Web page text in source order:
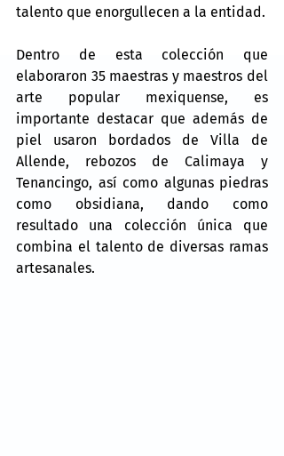
talento que enorgullecen a la entidad.
Dentro de esta colección que
elaboraron 35 maestras y maestros del
arte popular mexiquense, es
importante destacar que además de
piel usaron bordados de Villa de
Allende, rebozos de Calimaya y
Tenancingo, así como algunas piedras
como obsidiana, dando como
resultado una colección única que
combina el talento de diversas ramas
artesanales.